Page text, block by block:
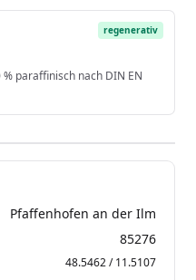
regenerativ
paraffinisch nach DIN EN
Pfaffenhofen an der Ilm
85276
48.5462 / 11.5107